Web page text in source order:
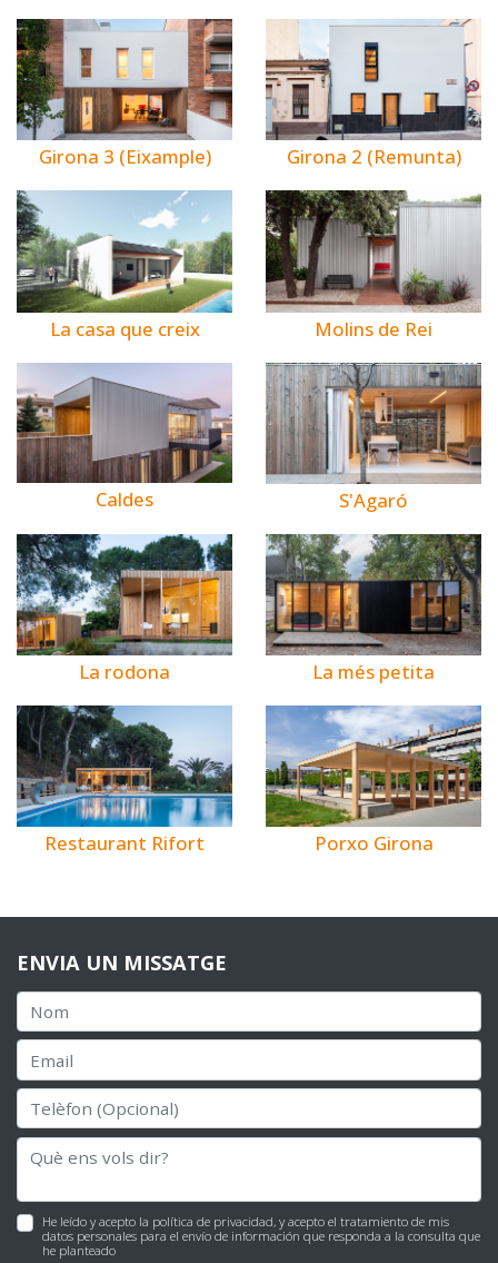
Girona 3 (Eixample) Girona 2 (Remunta)
La casa que creix Molins de Rei
Caldes S'Agaró
La rodona La més petita
Restaurant Rifort Porxo Girona
ENVIA UN MISSATGE
He leído y acepto la política de privacidad, y acepto el tratamiento de mis
datos personales para el envío de información que responda a la consulta que
he planteado